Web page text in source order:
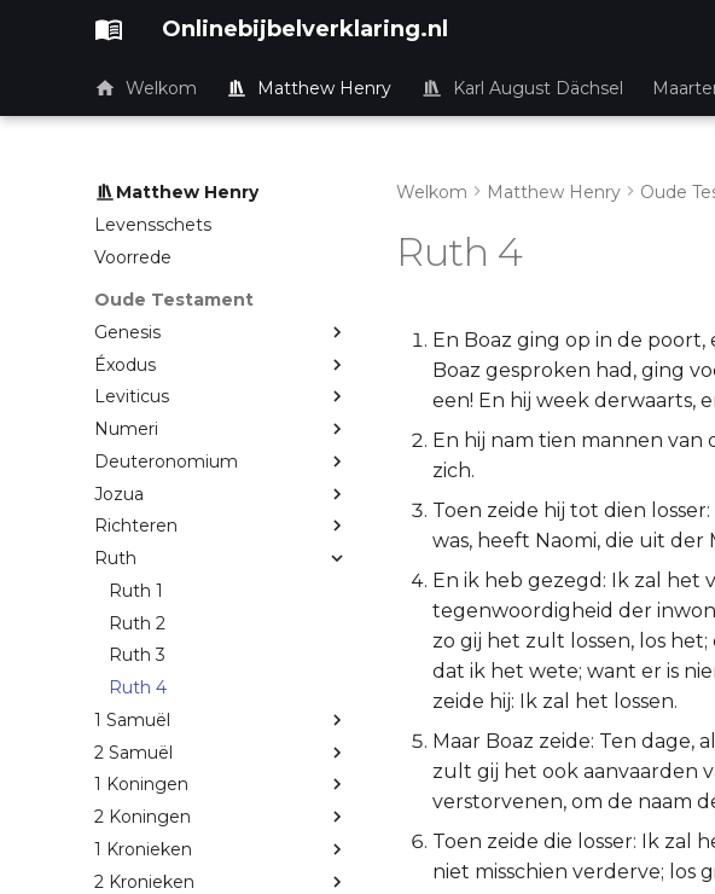
Onlinebijbelverklaring.nl
Welkom Matthew Henry Karl August Dächsel
Matthew Henry
Levensschets
Voorrede
Oude Testament
Genesis
Éxodus
Leviticus
Numeri
Deuteronomium
Jozua
Richteren
Ruth
Ruth 1
Ruth 2
Ruth 3
Ruth 4
1 Samuël
2 Samuël
1 Koningen
2 Koningen
1 Kronieken
2 Kronieken
Welkom Matthew Henry Oude
Ruth 4
En Boaz ging op in de poort,
Boaz gesproken had, ging
een! En hij week derwaarts,
En hij nam tien mannen van
zich.
Toen zeide hij tot dien
was, heeft Naomi, die uit
En ik heb gezegd: Ik zal het
tegenwoordigheid der
zo gij het zult lossen, los
dat ik het wete; want er is
zeide hij: Ik zal het lossen.
Maar Boaz zeide: Ten dage,
zult gij het ook aanvaarden
verstorvenen, om de naam
Toen zeide die losser: Ik zal
niet misschien verderve; los